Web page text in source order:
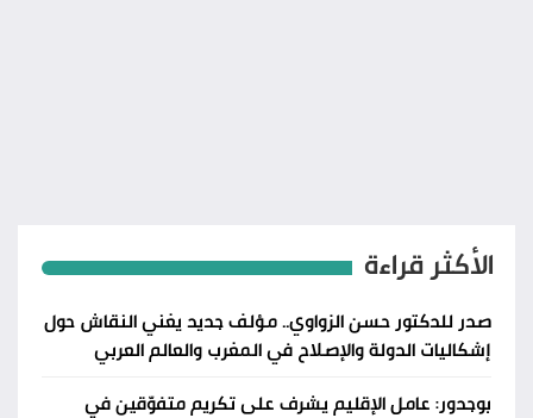
الأكثر قراءة
صدر للدكتور حسن الزواوي.. مؤلف جديد يغني النقاش حول
إشكاليات الدولة والإصلاح في المغرب والعالم العربي
بوجدور: عامل الإقليم يشرف على تكريم متفوّقين في